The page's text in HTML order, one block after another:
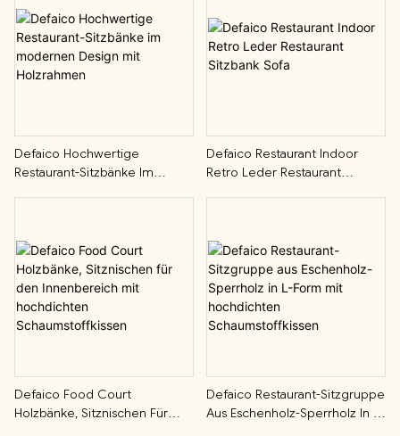
Defaico Hochwertige
Restaurant-Sitzbänke Im
Defaico Restaurant Indoor
Retro Leder Restaurant
Defaico Food Court
Holzbänke, Sitznischen Für
Defaico Restaurant-Sitzgruppe
Aus Eschenholz-Sperrholz In L-